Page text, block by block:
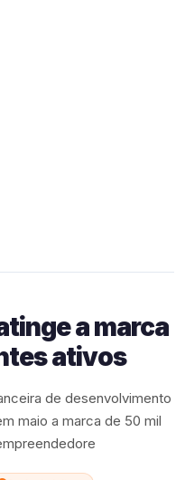
a marca
ativos
de desenvolvimento
maio a marca de 50 mil